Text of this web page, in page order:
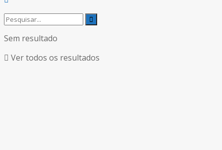
Sem resultado
Ver todos os resultados